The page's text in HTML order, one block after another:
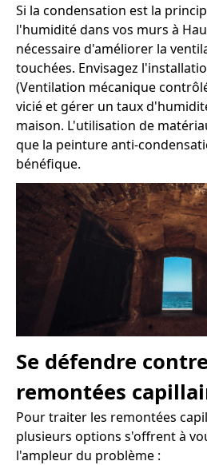
Si la condensation est la
l'humidité dans vos murs à
nécessaire d'améliorer la
touchées. Envisagez
(Ventilation mécanique
vicié et gérer un taux
maison. L'utilisation de
que la peinture anti-
bénéfique.
Se défendre
remontées
Pour traiter les remontées
plusieurs options s'offrent à
l'ampleur du problème :